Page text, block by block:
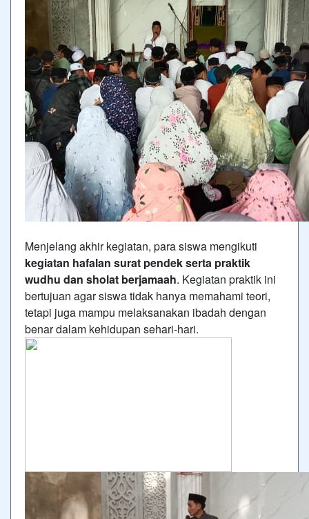
Menjelang akhir kegiatan, para siswa mengikuti
kegiatan hafalan surat pendek serta praktik
wudhu dan sholat berjamaah. Kegiatan praktik ini
bertujuan agar siswa tidak hanya memahami teori,
tetapi juga mampu melaksanakan ibadah dengan
benar dalam kehidupan sehari-hari.